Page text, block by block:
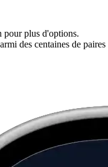
pour plus d'options.
des centaines de paires